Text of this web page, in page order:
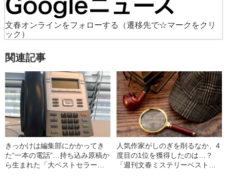
文春オンラインをフォローする
（遷移先で☆マークをクリ
ック）
関連記事
きっかけは編集部にかかってき
た“一本の電話”…持ち込み原稿か
ら生まれた「大ベストセラー作
人気作家がしのぎを削るなか、4
度目の1位を獲得したのは…？
「週刊文春ミステリーベスト